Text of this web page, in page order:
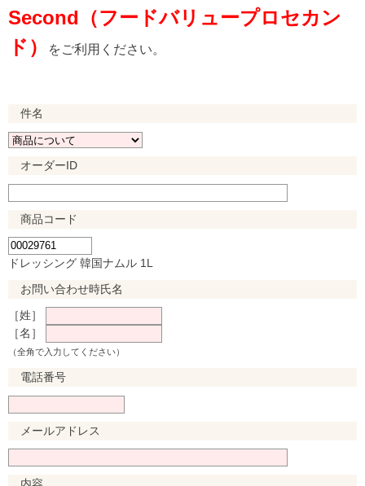
Second（フードバリュープロセカン
ド）
をご利用ください。
件名
オーダーID
商品コード
ドレッシング 韓国ナムル 1L
お問い合わせ時氏名
［姓］
［名］
（全角で入力してください）
電話番号
メールアドレス